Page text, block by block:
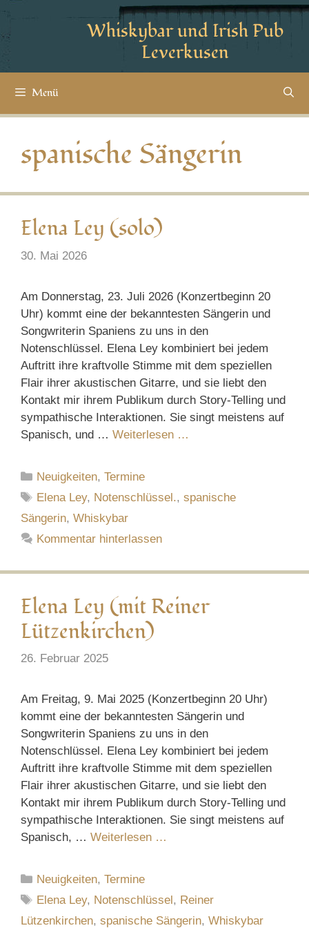
Whiskybar und Irish Pub
Leverkusen
Menü
spanische Sängerin
Elena Ley (solo)
30. Mai 2026
Am Donnerstag, 23. Juli 2026 (Konzertbeginn 20
Uhr) kommt eine der bekanntesten Sängerin und
Songwriterin Spaniens zu uns in den
Notenschlüssel. Elena Ley kombiniert bei jedem
Auftritt ihre kraftvolle Stimme mit dem speziellen
Flair ihrer akustischen Gitarre, und sie liebt den
Kontakt mir ihrem Publikum durch Story-Telling und
sympathische Interaktionen. Sie singt meistens auf
Spanisch, und … Weiterlesen …
Kategorien
Neuigkeiten,Termine
Schlagwörter
Elena Ley, Notenschlüssel.,spanische
Sängerin, Whiskybar
Kommentar hinterlassen
Elena Ley (mit Reiner
Lützenkirchen)
26. Februar 2025
Am Freitag, 9. Mai 2025 (Konzertbeginn 20 Uhr)
kommt eine der bekanntesten Sängerin und
Songwriterin Spaniens zu uns in den
Notenschlüssel. Elena Ley kombiniert bei jedem
Auftritt ihre kraftvolle Stimme mit dem speziellen
Flair ihrer akustischen Gitarre, und sie liebt den
Kontakt mir ihrem Publikum durch Story-Telling und
sympathische Interaktionen. Sie singt meistens auf
Spanisch, … Weiterlesen …
Kategorien
Neuigkeiten,Termine
Schlagwörter
Elena Ley, Notenschlüssel, Reiner
Lützenkirchen, spanische Sängerin, Whiskybar